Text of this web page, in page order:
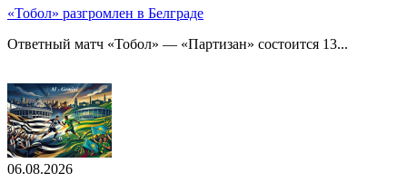
«Тобол» разгромлен в Белграде
Ответный матч «Тобол» — «Партизан» состоится 13...
06.08.2026